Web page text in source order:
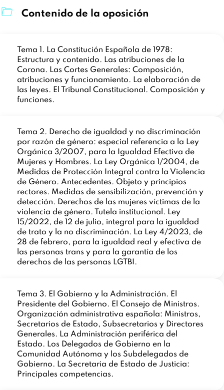
Contenido de la oposición
Tema 1. La Constitución Española de 1978:
Estructura y contenido. Las atribuciones de la
Corona. Las Cortes Generales: Composición,
atribuciones y funcionamiento. La elaboración de
las leyes. El Tribunal Constitucional. Composición y
funciones.
Tema 2. Derecho de igualdad y no discriminación
por razón de género: especial referencia a la Ley
Orgánica 3/2007, para la Igualdad Efectiva de
Mujeres y Hombres. La Ley Orgánica 1/2004, de
Medidas de Protección Integral contra la Violencia
de Género. Antecedentes. Objeto y principios
rectores. Medidas de sensibilización, prevención y
detección. Derechos de las mujeres víctimas de la
violencia de género. Tutela institucional. Ley
15/2022, de 12 de julio, integral para la igualdad
de trato y la no discriminación. La Ley 4/2023, de
28 de febrero, para la igualdad real y efectiva de
las personas trans y para la garantía de los
derechos de las personas LGTBI.
Tema 3. El Gobierno y la Administración. El
Presidente del Gobierno. El Consejo de Ministros.
Organización administrativa española: Ministros,
Secretarios de Estado, Subsecretarios y Directores
Generales. La Administración periférica del
Estado. Los Delegados de Gobierno en la
Comunidad Autónoma y los Subdelegados de
Gobierno. La Secretaria de Estado de Justicia:
Principales competencias.